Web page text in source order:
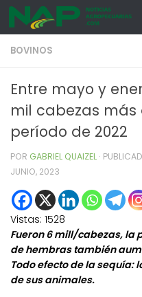
Skip to content
BOVINOS
Entre mayo y
mil cabezas más
período de 2022
POR GABRIEL QUAIZEL ·
JUNIO, 2023
Vistas: 1528
Fueron 6 mill/cabezas, la
de hembras también
Todo efecto de la sequía:
de sus animales.